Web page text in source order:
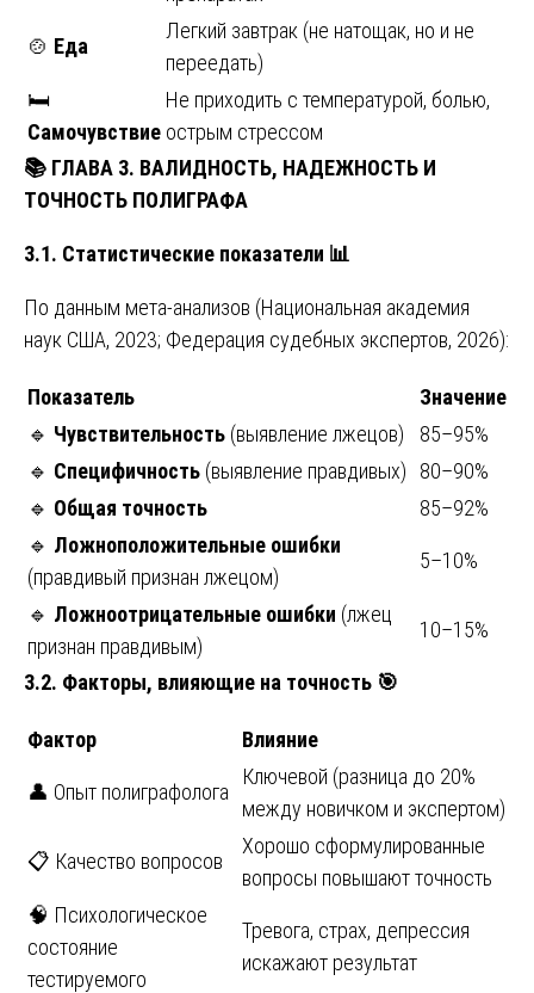
🍲 Еда
Легкий завтрак (не натощак, но и не
переедать)
🛏️
Самочувствие
Не приходить с температурой, болью,
острым стрессом
📚 ГЛАВА 3. ВАЛИДНОСТЬ, НАДЕЖНОСТЬ И
ТОЧНОСТЬ ПОЛИГРАФА
3.1. Статистические показатели 📊
По данным мета-анализов (Национальная академия
наук США, 2023; Федерация судебных экспертов, 2026):
Показатель
Значение
🔹 Чувствительность (выявление лжецов)
85–95%
🔹 Специфичность (выявление правдивых)
80–90%
🔹 Общая точность
85–92%
🔹 Ложноположительные ошибки
(правдивый признан лжецом)
5–10%
🔹 Ложноотрицательные ошибки (лжец
признан правдивым)
10–15%
3.2. Факторы, влияющие на точность 🎯
Фактор Влияние
👤 Опыт полиграфолога
Ключевой (разница до 20%
между новичком и экспертом)
📋 Качество вопросов
Хорошо сформулированные
вопросы повышают точность
🧠 Психологическое
состояние
тестируемого
Тревога, страх, депрессия
искажают результат